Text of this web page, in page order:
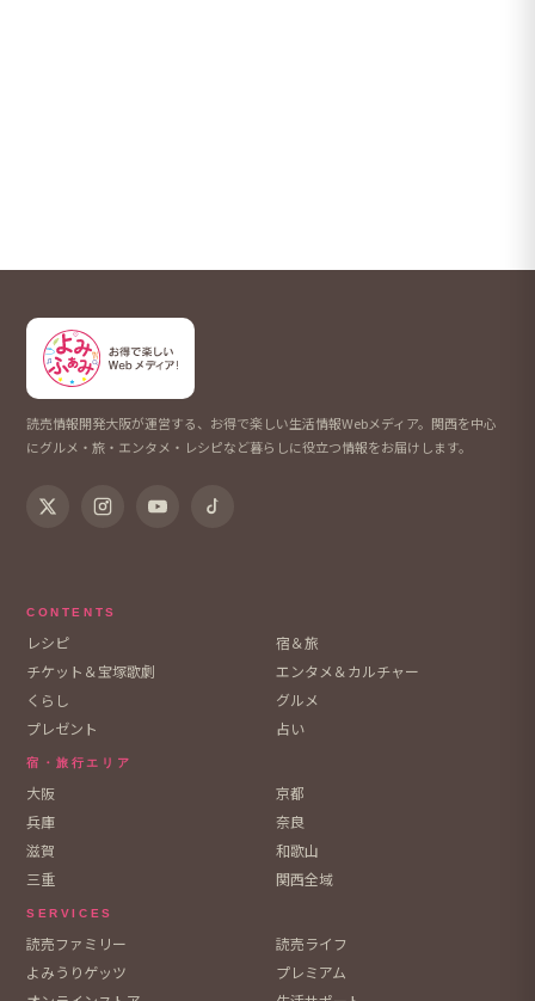
読売情報開発大阪が運営する、お得で楽しい生活情報Webメディア。関西を中心
にグルメ・旅・エンタメ・レシピなど暮らしに役立つ情報をお届けします。
CONTENTS
レシピ
宿＆旅
チケット＆宝塚歌劇
エンタメ＆カルチャー
くらし
グルメ
プレゼント
占い
宿・旅行エリア
大阪
京都
兵庫
奈良
滋賀
和歌山
三重
関西全域
SERVICES
読売ファミリー
読売ライフ
よみうりゲッツ
プレミアム